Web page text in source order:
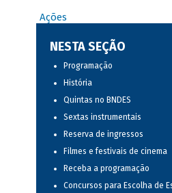
Ações
NESTA SEÇÃO
Programação
História
Quintas no BNDES
Sextas instrumentais
Reserva de ingressos
Filmes e festivais de cinema
Receba a programação
Concursos para Escolha de